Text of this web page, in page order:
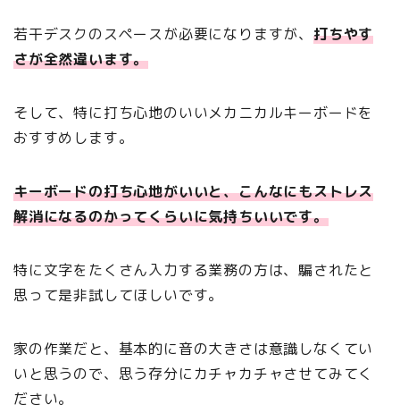
若干デスクのスペースが必要になりますが、 打ちやす
さが全然違います。
そして、特に打ち心地のいいメカニカルキーボードを
おすすめします。
キーボードの打ち心地がいいと、こんなにもストレス
解消になるのかってくらいに気持ちいいです。
特に文字をたくさん入力する業務の方は、騙されたと
思って是非試してほしいです。
家の作業だと、基本的に音の大きさは意識しなくてい
いと思うので、思う存分にカチャカチャさせてみてく
ださい。